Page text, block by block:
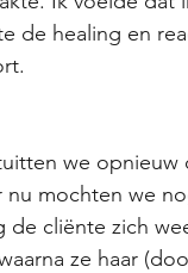
de healing en
we opnieuw
nu mochten we
de cliënte zich
ze haar